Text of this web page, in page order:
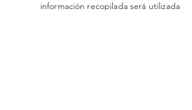
información recopilada será utilizada